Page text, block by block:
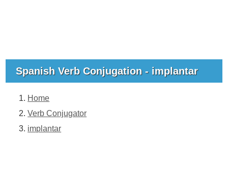
Spanish Verb Conjugation - implantar
Home
Verb Conjugator
implantar